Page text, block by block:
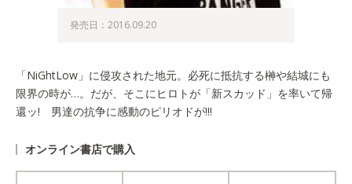
発売日：2016.09.20
「NiGhtLow」に侵攻された地元。必死に抵抗する榊や結城にも
限界の時が…。だが、そこにヒロトが「新スカッド」を率いて帰
還ッ! 男達の抗争に感動のピリオドが!!!
オンライン書店で購入